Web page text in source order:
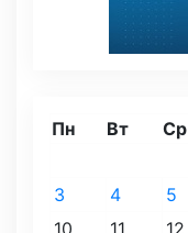
Пн Вт Ср
3
4 5
10
11 12